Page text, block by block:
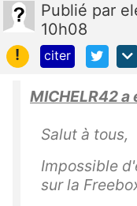
Publié par
10h08
!
citer
MICHELR42 a
Salut à tous,
Impossible
sur la